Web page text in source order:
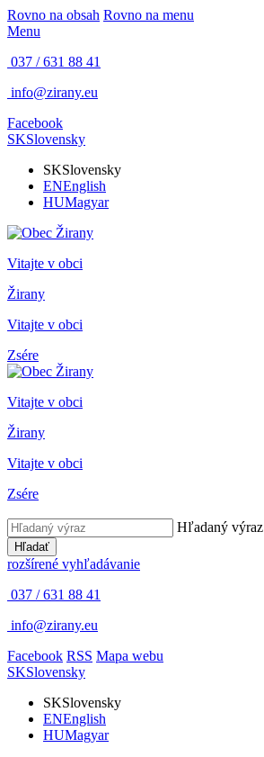
Rovno na obsah Rovno na menu
Menu
037 / 631 88 41
info@zirany.eu
Facebook
SKSlovensky
SKSlovensky
ENEnglish
HUMagyar
Vitajte v obci
Žirany
Vitajte v obci
Zsére
Vitajte v obci
Žirany
Vitajte v obci
Zsére
Hľadaný výraz
Hľadať
rozšírené vyhľadávanie
037 / 631 88 41
info@zirany.eu
Facebook RSS Mapa webu
SKSlovensky
SKSlovensky
ENEnglish
HUMagyar